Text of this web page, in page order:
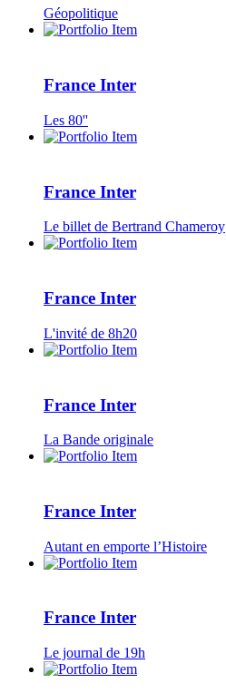
Géopolitique
France Inter
Les 80''
France Inter
Le billet de Bertrand Chameroy
France Inter
L'invité de 8h20
France Inter
La Bande originale
France Inter
Autant en emporte l’Histoire
France Inter
Le journal de 19h